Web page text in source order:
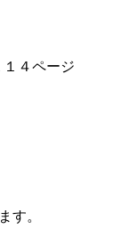
４ページ
す。